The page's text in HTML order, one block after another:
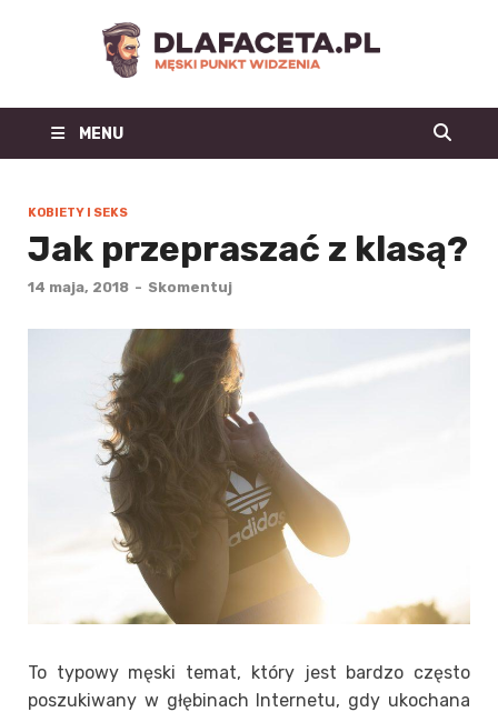
|
MENU
KOBIETY I SEKS
Jak przepraszać z klasą?
14 maja, 2018 - Skomentuj
To typowy męski temat, który jest bardzo często
poszukiwany w głębinach Internetu, gdy ukochana